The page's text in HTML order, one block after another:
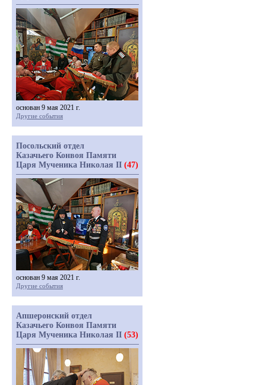
основан 9 мая 2021 г.
Другие события
Посольский отдел
Казачьего Конвоя Памяти
Царя Мученика Николая II (47)
основан 9 мая 2021 г.
Другие события
Апшеронский отдел
Казачьего Конвоя Памяти
Царя Мученика Николая II (53)